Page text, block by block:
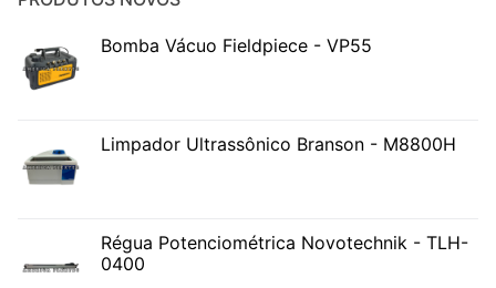
Bomba Vácuo Fieldpiece - VP55
Limpador Ultrassônico Branson - M8800H
Régua Potenciométrica Novotechnik - TLH-
0400